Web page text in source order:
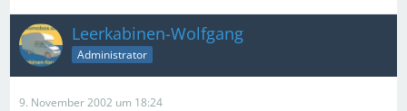
Leerkabinen-Wolfgang
Administrator
9. November 2002 um 18:24